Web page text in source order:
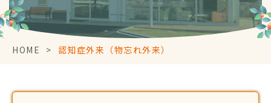
HOME > 認知症外来（物忘れ外来）